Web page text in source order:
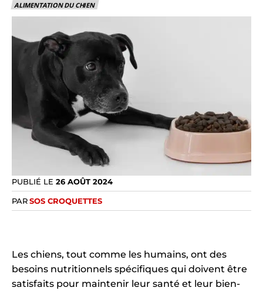
ALIMENTATION DU CHIEN
PUBLIÉ LE 26 AOÛT 2024
PARSOS CROQUETTES
Les chiens, tout comme les humains, ont des
besoins nutritionnels spécifiques qui doivent être
satisfaits pour maintenir leur santé et leur bien-